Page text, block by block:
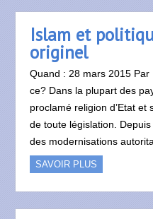
Islam et
originel
Quand : 28 mars 2015
ce? Dans la plupart des
proclamé religion d’Etat
de toute législation.
des modernisations
SAVOIR PLUS